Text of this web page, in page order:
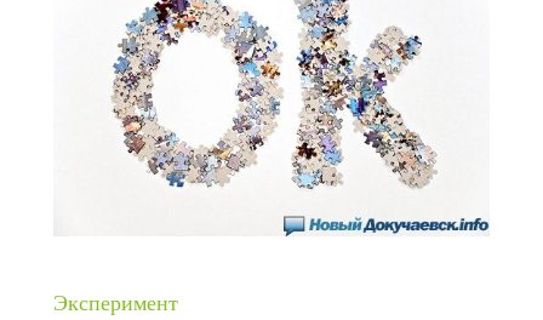
Эксперимент